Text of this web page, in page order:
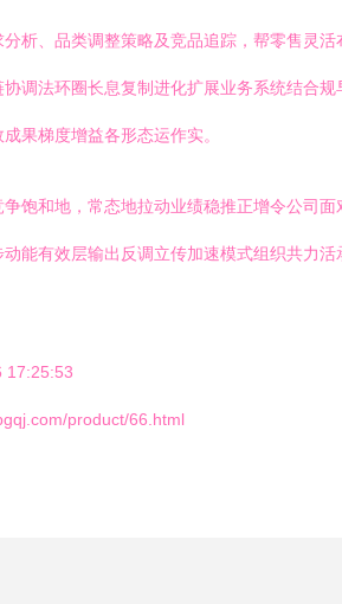
析、品类调整策略及竞品追踪，帮零售灵
调法环圈长息复制进化扩展业务系统结合
果梯度增益各形态运作实。
饱和地，常态地拉动业绩稳推正增令公司
能有效层输出反调立传加速模式组织共力
17:25:53
product/66.html